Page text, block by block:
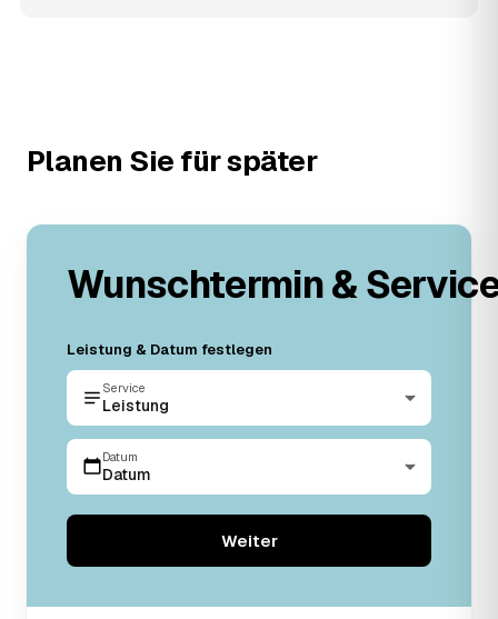
Planen Sie für später
Wunschtermin &
Leistung & Datum festlegen
Service
Leistung
Datum
Datum
Weiter